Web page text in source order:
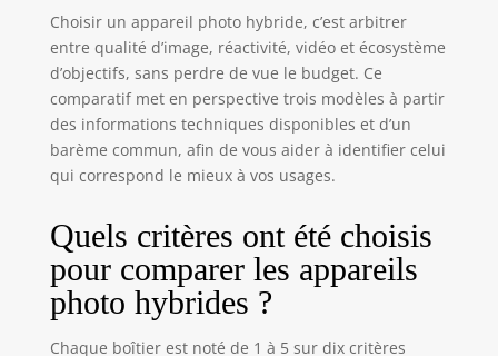
Choisir un appareil photo hybride, c’est arbitrer
entre qualité d’image, réactivité, vidéo et écosystème
d’objectifs, sans perdre de vue le budget. Ce
comparatif met en perspective trois modèles à partir
des informations techniques disponibles et d’un
barème commun, afin de vous aider à identifier celui
qui correspond le mieux à vos usages.
Quels critères ont été choisis
pour comparer les appareils
photo hybrides ?
Chaque boîtier est noté de 1 à 5 sur dix critères